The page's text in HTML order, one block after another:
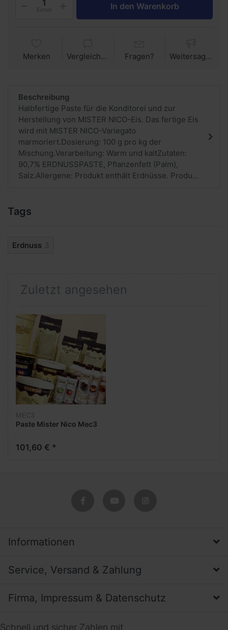
Eimer In den Warenkorb
Merken Vergleichen Fragen? Weitersagen
Beschreibung
Halbfertige Paste für die Konditorei und zur
Herstellung von MISTER NICO-Eis. Das fertige Eis
wird mit MISTER NICO-Variegato
marmoriert.Dosierung: 100 g pro kg der
Mischung.Verarbeitung: Warm und kaltZutaten:
90,7% ERDNUSSPASTE, Pflanzenfett (Palm),
Salz.Allergene: Produkt enthält Erdnüsse. Produ...
Tags
Erdnuss 3
Zuletzt angesehen
MEC3
Paste Mister Nico Mec3
101,60 € *
Informationen
Service, Versand & Zahlung
Firma, Impressum & Datenschutz
Schnell und sicher Zahlen mit